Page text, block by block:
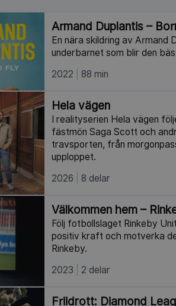
Armand Duplantis –
En nära skildring av Armand
underbarnet som blir den
2022
88 min
Hela vägen
I realityserien Hela vägen
fästmön Saga Scott och
travsporten, från
upploppet.
2026
8 delar
Välkommen hem –
Följ fotbollslaget Rinkeby
positiv kraft och motverka
Rinkeby.
2023
2 delar
Friidrott: Diamond